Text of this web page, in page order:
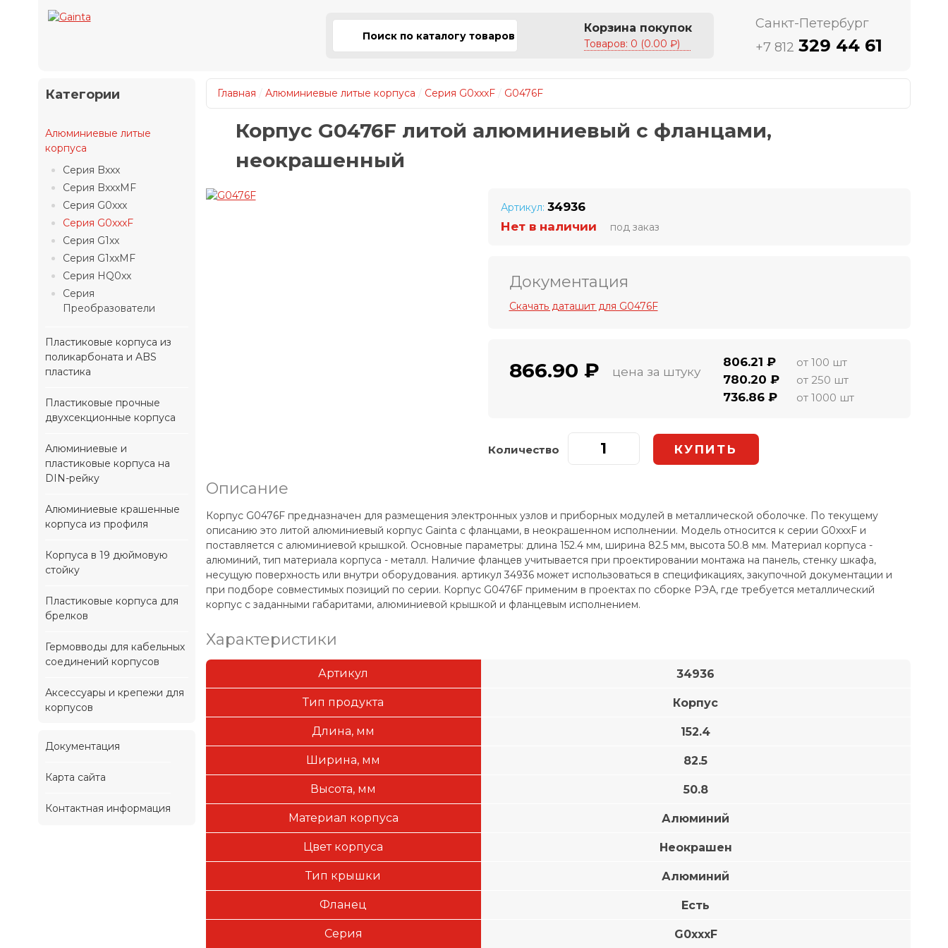
Корзина покупок
Товаров: 0 (0.00 ₽)
Санкт-Петербург
+7 812 329 44 61
Категории
Алюминиевые литые
корпуса
Серия Bxxx
Серия BxxxMF
Серия G0xxx
Серия G0xxxF
Серия G1xx
Серия G1xxMF
Серия HQ0xx
Серия
Преобразователи
Пластиковые корпуса из
поликарбоната и ABS
пластика
Пластиковые прочные
двухсекционные корпуса
Алюминиевые и
пластиковые корпуса на
DIN-рейку
Алюминиевые крашенные
корпуса из профиля
Корпуса в 19 дюймовую
стойку
Пластиковые корпуса для
брелков
Гермовводы для кабельных
соединений корпусов
Аксессуары и крепежи для
корпусов
Документация
Карта сайта
Контактная информация
Главная Алюминиевые литые корпуса Серия G0xxxF/ G0476F
Корпус G0476F литой алюминиевый с фланцами,
неокрашенный
Артикул: 34936
Нет в наличии
под заказ
Документация
Скачать даташит для G0476F
866.90 ₽ цена за штуку
806.21 ₽ от 100 шт
780.20 ₽ от 250 шт
736.86 ₽ от 1000 шт
Количество
Описание
Корпус G0476F предназначен для размещения электронных узлов и приборных модулей в металлической оболочке. По текущему
описанию это литой алюминиевый корпус Gainta с фланцами, в неокрашенном исполнении. Модель относится к серии G0xxxF и
поставляется с алюминиевой крышкой. Основные параметры: длина 152.4 мм, ширина 82.5 мм, высота 50.8 мм. Материал корпуса -
алюминий, тип материала корпуса - металл. Наличие фланцев учитывается при проектировании монтажа на панель, стенку шкафа,
несущую поверхность или внутри оборудования. артикул 34936 может использоваться в спецификациях, закупочной документации и
при подборе совместимых позиций по серии. Корпус G0476F применим в проектах по сборке РЭА, где требуется металлический
корпус с заданными габаритами, алюминиевой крышкой и фланцевым исполнением.
Характеристики
Артикул 34936
Тип продукта Корпус
Длина, мм 152.4
Ширина, мм 82.5
Высота, мм 50.8
Материал корпуса Алюминий
Цвет корпуса Неокрашен
Тип крышки Алюминий
Фланец Есть
Серия G0xxxF